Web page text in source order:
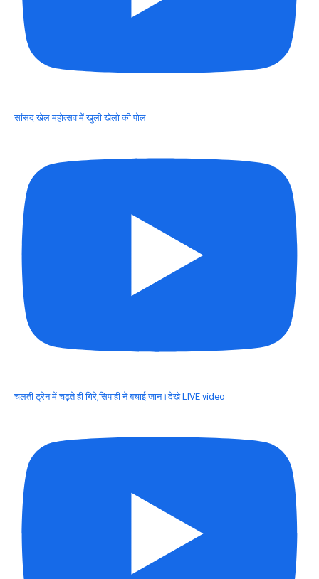
सांसद खेल महोत्सव में खुली खेलो की पोल
चलती ट्रेन में चढ़ते ही गिरे,सिपाही ने बचाई जान।देखे LIVE video